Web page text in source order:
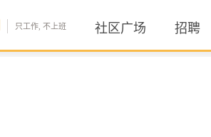
只工作, 不上班 社区广场 招聘